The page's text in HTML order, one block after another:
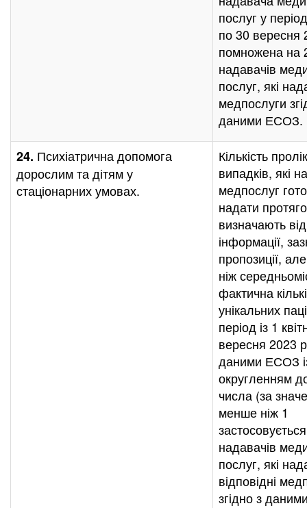
послуг у
по 30 вересня
помножена
надавачів
послуг, які
медпослуги
даними ЕСОЗ.
24. Психіатрична допомога
дорослим та дітям у
стаціонарних умовах.
Кількість
випадків, які
медпослуг
надати
визначають
інформації,
пропозиції,
ніж
фактична
унікальних
період із 1
вересня 2023
даними ЕСОЗ
округленням
числа (за
менше ніж 1
надавачів
послуг, які
відповідні
згідно з